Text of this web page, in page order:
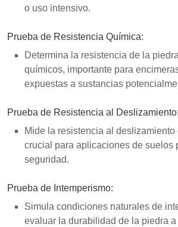
o uso intensivo.
Prueba de Resistencia Química:
Determina la resistencia de la
químicos, importante para
expuestas a sustancias
Prueba de Resistencia al Deslizamiento:
Mide la resistencia al deslizamiento
crucial para aplicaciones de suelos
seguridad.
Prueba de Intemperismo:
Simula condiciones naturales de
evaluar la durabilidad de la piedra